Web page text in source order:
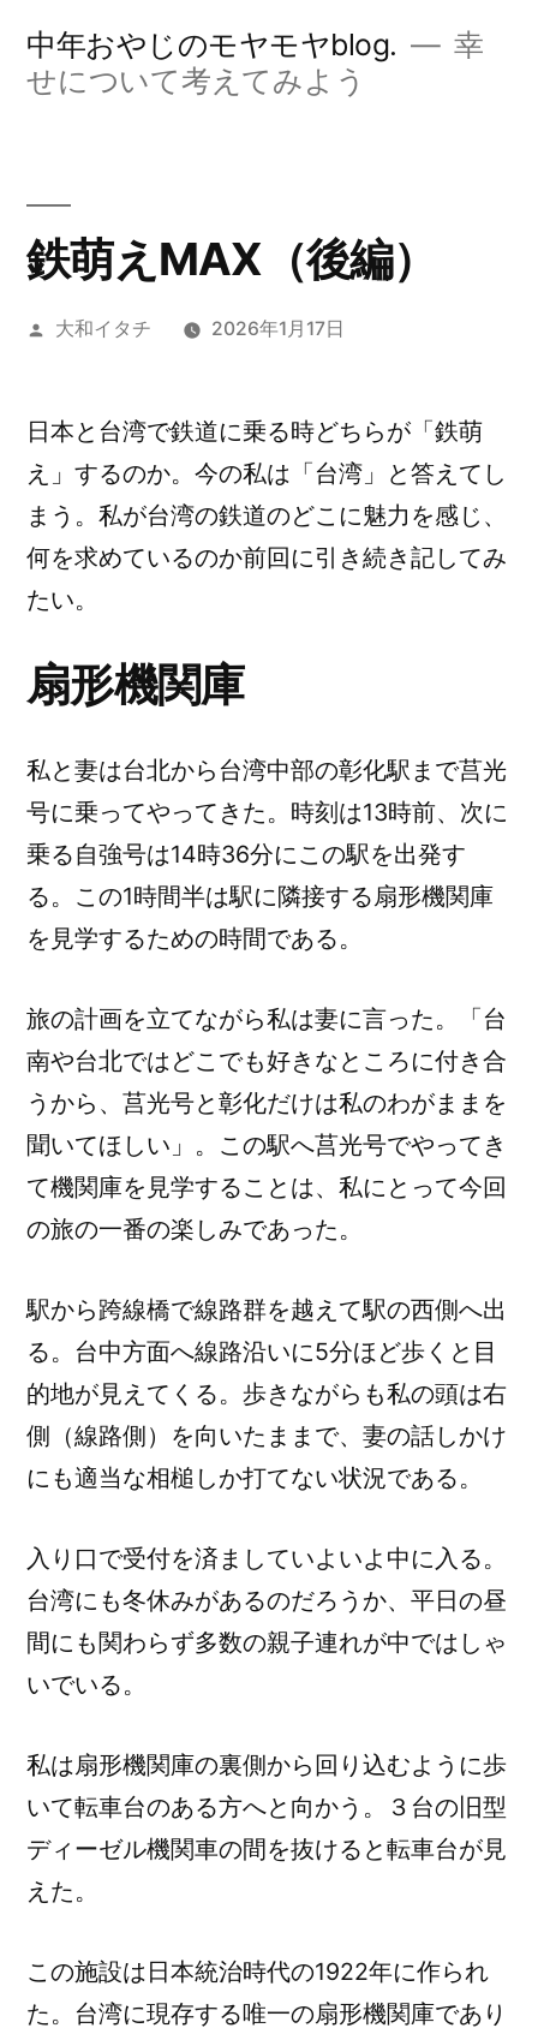
中年おやじのモヤモヤblog.
幸
せについて考えてみよう
鉄萌えMAX（後編）
投
大和イタチ 2026年1月17日
日本と台湾で鉄道に乗る時どちらが「鉄萌
え」するのか。今の私は「台湾」と答えてし
まう。私が台湾の鉄道のどこに魅力を感じ、
何を求めているのか前回に引き続き記してみ
たい。
扇形機関庫
私と妻は台北から台湾中部の彰化駅まで莒光
号に乗ってやってきた。時刻は13時前、次に
乗る自強号は14時36分にこの駅を出発す
る。この1時間半は駅に隣接する扇形機関庫
を見学するための時間である。
旅の計画を立てながら私は妻に言った。「台
南や台北ではどこでも好きなところに付き合
うから、莒光号と彰化だけは私のわがままを
聞いてほしい」。この駅へ莒光号でやってき
て機関庫を見学することは、私にとって今回
の旅の一番の楽しみであった。
駅から跨線橋で線路群を越えて駅の西側へ出
る。台中方面へ線路沿いに5分ほど歩くと目
的地が見えてくる。歩きながらも私の頭は右
側（線路側）を向いたままで、妻の話しかけ
にも適当な相槌しか打てない状況である。
入り口で受付を済ましていよいよ中に入る。
台湾にも冬休みがあるのだろうか、平日の昼
間にも関わらず多数の親子連れが中ではしゃ
いでいる。
私は扇形機関庫の裏側から回り込むように歩
いて転車台のある方へと向かう。３台の旧型
ディーゼル機関車の間を抜けると転車台が見
えた。
この施設は日本統治時代の1922年に作られ
た。台湾に現存する唯一の扇形機関庫であり